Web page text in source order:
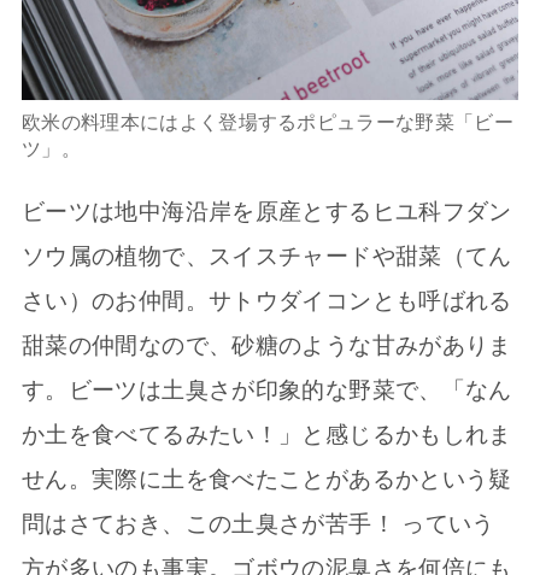
欧米の料理本にはよく登場するポピュラーな野菜「ビー
ツ」。
ビーツは地中海沿岸を原産とするヒユ科フダン
ソウ属の植物で、スイスチャードや甜菜（てん
さい）のお仲間。サトウダイコンとも呼ばれる
甜菜の仲間なので、砂糖のような甘みがありま
す。ビーツは土臭さが印象的な野菜で、「なん
か土を食べてるみたい！」と感じるかもしれま
せん。実際に土を食べたことがあるかという疑
問はさておき、この土臭さが苦手！ っていう
方が多いのも事実。ゴボウの泥臭さを何倍にも